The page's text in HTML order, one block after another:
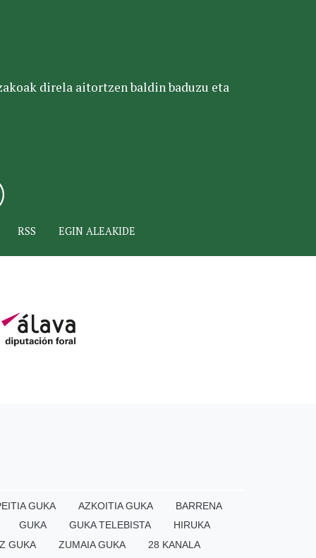
direla aitortzen baldin baduzu eta
RSS EGIN ALEAKIDE
GUKA AZKOITIA GUKA
BARRENA
GUKA
GUKA TELEBISTA
HIRUKA
GUKA
ZUMAIA GUKA 28 KANALA